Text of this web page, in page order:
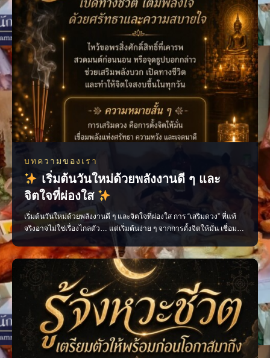
บทความของเรา
เริ่มต้นวันใหม่ด้วยพลังงานดี ๆ และ
จิตใจที่ผ่องใส
เริ่มต้นวันใหม่ด้วยพลังงานดี ๆ และจิตใจที่ผ่องใส การ “เสริมดวง” ที่แท้
จริงอาจไม่ใช่เรื่องไกลตัว… แต่เริ่มต้นง่าย ๆ จากการตั้งจิตให้มั่น เชื่อม
ในชีวิต ไม่ว่าจะเป็นการไหว้ขอพรสิ่งศักดิ์สิทธิ์ที่คุณเคารพ การสวดมนต์สั้